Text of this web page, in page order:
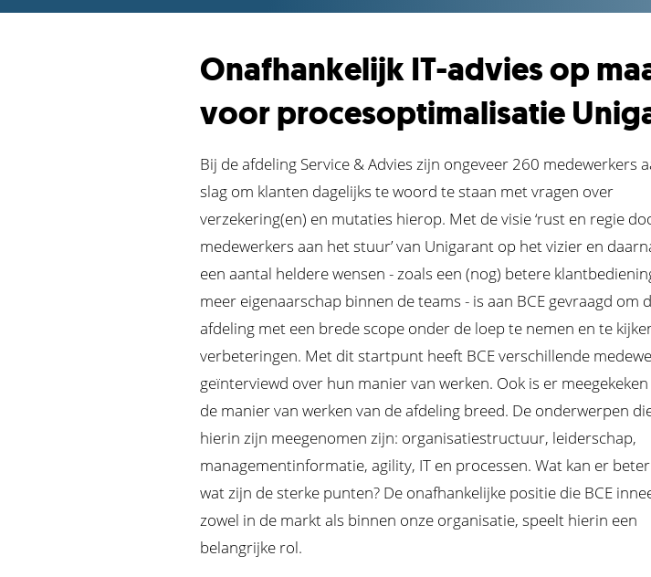
Onafhankelijk IT-advies op
voor procesoptimalisatie
Bij de afdeling Service & Advies zijn ongeveer 260 medewerkers
slag om klanten dagelijks te woord te staan met vragen over
verzekering(en) en mutaties hierop. Met de visie ‘rust en regie
medewerkers aan het stuur’ van Unigarant op het vizier en
een aantal heldere wensen - zoals een (nog) betere
meer eigenaarschap binnen de teams - is aan BCE gevraagd om
afdeling met een brede scope onder de loep te nemen en te
verbeteringen. Met dit startpunt heeft BCE verschillende
geïnterviewd over hun manier van werken. Ook is er
de manier van werken van de afdeling breed. De onderwerpen
hierin zijn meegenomen zijn: organisatiestructuur, leiderschap,
managementinformatie, agility, IT en processen. Wat kan er
wat zijn de sterke punten? De onafhankelijke positie die BCE
zowel in de markt als binnen onze organisatie, speelt hierin een
belangrijke rol.